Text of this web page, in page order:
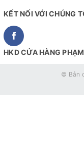
KẾT NỐI VỚI CHÚNG
HKD CỬA HÀNG
© Bản